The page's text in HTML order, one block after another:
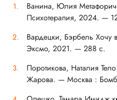
Ванина, Юлия
Психотерапия, 2024. —
Вардецки, Бэрбель Хочу
Эксмо, 2021. — 288 с.
Поротикова, Наталия
Жарова. — Москва :